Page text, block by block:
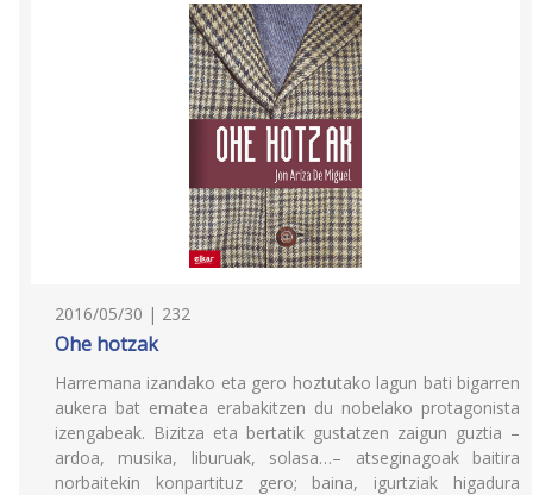
2016/05/30 | 232
Ohe hotzak
Harremana izandako eta gero hoztutako lagun bati bigarren
aukera bat ematea erabakitzen du nobelako protagonista
izengabeak. Bizitza eta bertatik gustatzen zaigun guztia –
ardoa, musika, liburuak, solasa…– atseginagoak baitira
norbaitekin konpartituz gero; baina, igurtziak higadura